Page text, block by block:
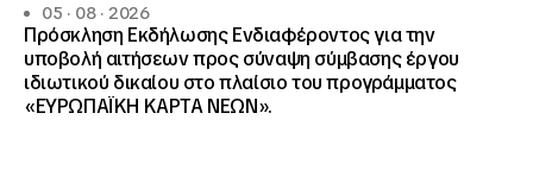
05 · 08 · 2026
Πρόσκληση Εκδήλωσης Ενδιαφέροντος για την
υποβολή αιτήσεων προς σύναψη σύμβασης έργου
ιδιωτικού δικαίου στο πλαίσιο του προγράμματος
«ΕΥΡΩΠΑΪΚΗ ΚΑΡΤΑ ΝΕΩΝ».